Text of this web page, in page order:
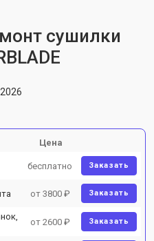
сушилки
Цена
бесплатно Заказать
от 3800 ₽ Заказать
от 2600 ₽ Заказать